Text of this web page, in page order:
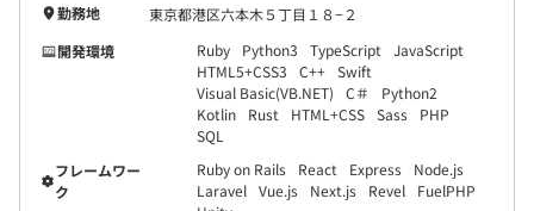
平均2名～6名体制で開発をおこなっております。
勤務地
東京都港区六本木５丁目１８−２
開発環境
Ruby Python3 TypeScript
JavaScript
HTML5+CSS3
C++ Swift
Visual Basic(VB.NET)
C＃
Python2
Kotlin
Rust HTML+CSS Sass
PHP
SQL
フレームワー
ク
Ruby on Rails React Express
Node.js
Laravel Vue.js Next.js Revel
FuelPHP